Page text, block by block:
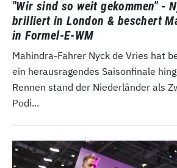
"Wir sind so weit gekommen" -
brilliert in London & beschert
in Formel-E-WM
Mahindra-Fahrer Nyck de Vries hat
ein herausragendes Saisonfinale
Rennen stand der Niederländer als
Podi...